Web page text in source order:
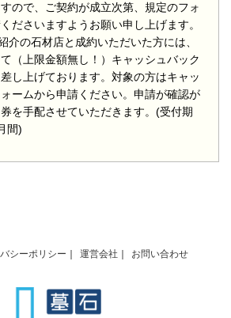
ので、ご契約が成立次第、規定のフォ
ださいますようお願い申し上げます。
介の石材店と成約いただいた方には、
（上限金額無し！）キャッシュバック
し上げております。対象の方はキャッ
ームから申請ください。申請が確認が
を手配させていただきます。(受付期
間)
シーポリシー 運営会社 お問い合わせ